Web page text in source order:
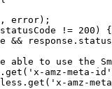
error);
!= 200) {
&&
able to use the
amz-meta-
amz-